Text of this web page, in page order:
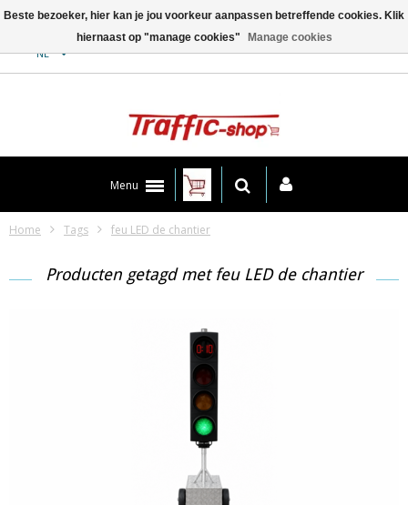
NL
Menu
Home Tags feu LED de chantier
Producten getagd met feu LED de chantier
Beste bezoeker, hier kan je jou voorkeur aanpassen betreffende cookies. Klik
hiernaast op "manage cookies"
Manage cookies